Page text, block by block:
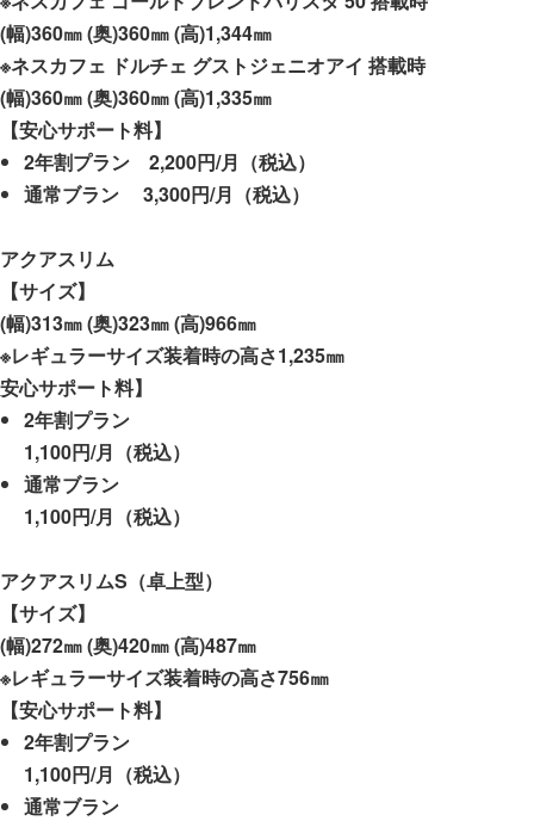
(幅)360㎜ (奥)360㎜ (高)1,344㎜
※ネスカフェ ドルチェ グストジェニオアイ 搭載時
(幅)360㎜ (奥)360㎜ (高)1,335㎜
【安心サポート料】
2年割プラン 2,200円/月（税込）
通常ブラン 3,300円/月（税込）
アクアスリム
【サイズ】
(幅)313㎜ (奥)323㎜ (高)966㎜
※レギュラーサイズ装着時の高さ1,235㎜
安心サポート料】
2年割プラン
1,100円/月（税込）
通常ブラン
1,100円/月（税込）
アクアスリムS（卓上型）
【サイズ】
(幅)272㎜ (奥)420㎜ (高)487㎜
※レギュラーサイズ装着時の高さ756㎜
【安心サポート料】
2年割プラン
1,100円/月（税込）
通常ブラン